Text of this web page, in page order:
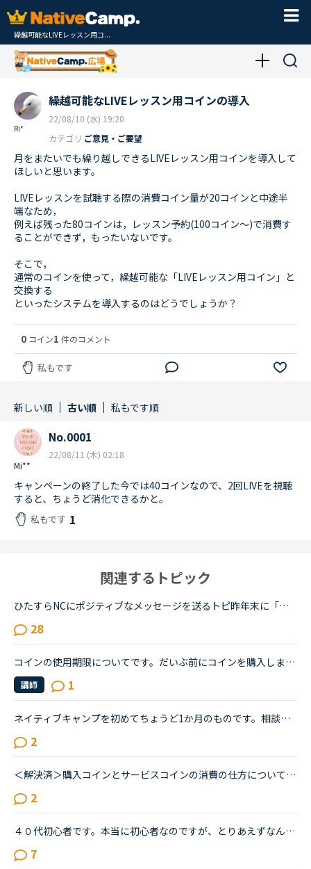
繰越可能なLIVEレッスン用コ...
Ri*
繰越可能なLIVEレッスン用コインの導入
22/08/10 (水) 19:20
カテゴリ ご意見・ご要望
月をまたいでも繰り越しできるLIVEレッスン用コインを導入して
ほしいと思います。
LIVEレッスンを試聴する際の消費コイン量が20コインと中途半
端なため，
例えば残った80コインは，レッスン予約(100コイン〜)で消費す
ることができず，もったいないです。
そこで，
通常のコインを使って，繰越可能な「LIVEレッスン用コイン」と
交換する
といったシステムを導入するのはどうでしょうか？
0 コイン1 件のコメント
私もです
新しい順 古い順 私もです順
Mi**
No.0001
22/08/11 (木) 02:18
キャンペーンの終了した今では40コインなので、2回LIVEを視聴
すると、ちょうど消化できるかと。
私もです 1
関連するトピック
ひたすらNCにポジティブなメッセージを送るトピ昨年末に「ひたすらNCに感謝を述べるトピ運営編」というトピを見て、とても温かい気持ちになったのを覚えています。ここ数日、例の「６０分ルール」の導入に際して...
28
コインの使用期限についてです。だいぶ前にコインを購入しました。まだそのコインを全然使えていないと思うのですが講師や自分自身からの予約キャンセルやキャンペーンでコインを購入した後に頂きました。なるべ...
講師 1
ネイティブキャンプを初めてちょうど1か月のものです。相談したいことがあり、初投稿させて頂きました。今までは、今すぐレッスンを主体に受けてきました。今後も今すぐレッスンを主体に受けていきたいと考えてお...
2
＜解決済＞購入コインとサービスコインの消費の仕方について質問です。本当ならCsに問い合わせるべきなのですが今は忙しいらしく回答が中々来ないのでこちらに書きます。購入コインの有効期限は1月中旬頃。サービ...
2
４０代初心者です。本当に初心者なのですが、とりあえずなんとか緊張しながらもレッンしています。初心者はやはり一つのカテゴリに絞ってレッスンしていくべきでしょうか？文法の導入部分は既に終了し、現在はsid...
7